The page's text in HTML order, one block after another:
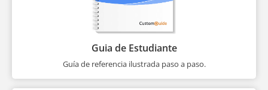
Guia de Estudiante
Guía de referencia ilustrada paso a paso.